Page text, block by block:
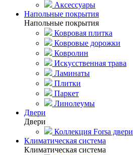
Аксессуары
Напольные покрытия
Напольные покрытия
Ковровая плитка
Ковровые дорожки
Ковролин
Искусственная трава
Ламинаты
Плитки
Паркет
Линолеумы
Двери
Двери
Коллекция Forsa
Климатическая система
Климатическая система